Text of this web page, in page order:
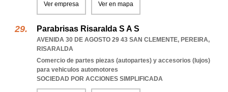
Ver empresa Ver en mapa
Parabrisas Risaralda S A S
AVENIDA 30 DE AGOSTO 29 43 SAN CLEMENTE, PEREIRA,
RISARALDA
Comercio de partes piezas (autopartes) y accesorios (lujos)
para vehiculos automotores
SOCIEDAD POR ACCIONES SIMPLIFICADA